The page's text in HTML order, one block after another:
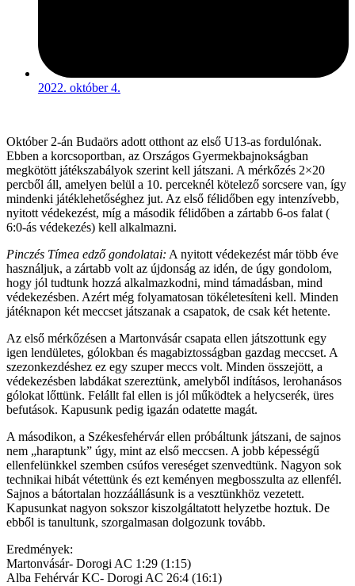
2022. október 4.
Október 2-án Budaörs adott otthont az első U13-as fordulónak.
Ebben a korcsoportban, az Országos Gyermekbajnokságban
megkötött játékszabályok szerint kell játszani. A mérkőzés 2×20
percből áll, amelyen belül a 10. perceknél kötelező sorcsere van, így
mindenki játéklehetőséghez jut. Az első félidőben egy intenzívebb,
nyitott védekezést, míg a második félidőben a zártabb 6-os falat (
6:0-ás védekezés) kell alkalmazni.
Pinczés Tímea edző gondolatai: A nyitott védekezést már több éve
használjuk, a zártabb volt az újdonság az idén, de úgy gondolom,
hogy jól tudtunk hozzá alkalmazkodni, mind támadásban, mind
védekezésben. Azért még folyamatosan tökéletesíteni kell. Minden
játéknapon két meccset játszanak a csapatok, de csak két hetente.
Az első mérkőzésen a Martonvásár csapata ellen játszottunk egy
igen lendületes, gólokban és magabiztosságban gazdag meccset. A
szezonkezdéshez ez egy szuper meccs volt. Minden összejött, a
védekezésben labdákat szereztünk, amelyből indításos, lerohanásos
gólokat lőttünk. Felállt fal ellen is jól működtek a helycserék, üres
befutások. Kapusunk pedig igazán odatette magát.
A másodikon, a Székesfehérvár ellen próbáltunk játszani, de sajnos
nem „haraptunk” úgy, mint az első meccsen. A jobb képességű
ellenfelünkkel szemben csúfos vereséget szenvedtünk. Nagyon sok
technikai hibát vétettünk és ezt keményen megbosszulta az ellenfél.
Sajnos a bátortalan hozzáállásunk is a vesztünkhöz vezetett.
Kapusunkat nagyon sokszor kiszolgáltatott helyzetbe hoztuk. De
ebből is tanultunk, szorgalmasan dolgozunk tovább.
Eredmények:
Martonvásár- Dorogi AC 1:29 (1:15)
Alba Fehérvár KC- Dorogi AC 26:4 (16:1)